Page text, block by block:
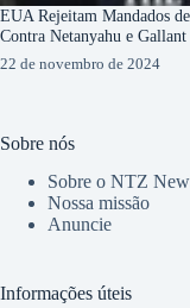
EUA Rejeitam Mandados
Contra Netanyahu e Gallant
22 de novembro de 2024
Sobre nós
Sobre o NTZ
Nossa missão
Anuncie
Informações úteis